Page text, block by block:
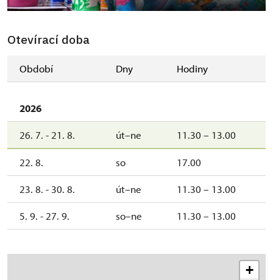
Otevírací doba
Období Dny Hodiny
2026
26. 7. - 21. 8. út–ne 11.30 – 13.00
22. 8. so 17.00
23. 8. - 30. 8. út–ne 11.30 – 13.00
5. 9. - 27. 9. so–ne 11.30 – 13.00
+